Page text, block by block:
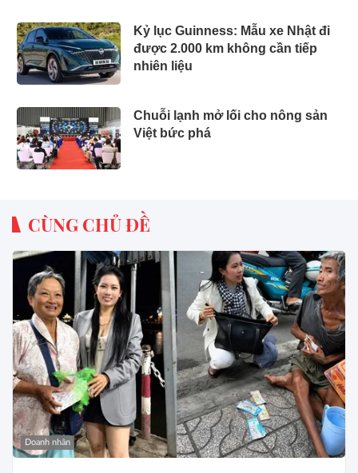
Kỷ lục Guinness: Mẫu xe Nhật đi
được 2.000 km không cần tiếp
nhiên liệu
Chuỗi lạnh mở lối cho nông sản
Việt bức phá
CÙNG CHỦ ĐỀ
Doanh nhân